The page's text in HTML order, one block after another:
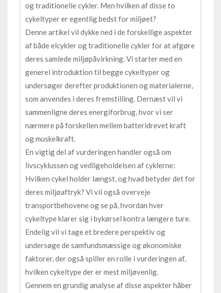
og traditionelle cykler. Men hvilken af disse to
cykeltyper er egentlig bedst for miljøet?
Denne artikel vil dykke ned i de forskellige aspekter
af både elcykler og traditionelle cykler for at afgøre
deres samlede miljøpåvirkning. Vi starter med en
generel introduktion til begge cykeltyper og
undersøger derefter produktionen og materialerne,
som anvendes i deres fremstilling. Dernæst vil vi
sammenligne deres energiforbrug, hvor vi ser
nærmere på forskellen mellem batteridrevet kraft
og muskelkraft.
En vigtig del af vurderingen handler også om
livscyklussen og vedligeholdelsen af cyklerne:
Hvilken cykel holder længst, og hvad betyder det for
deres miljøaftryk? Vi vil også overveje
transportbehovene og se på, hvordan hver
cykeltype klarer sig i bykørsel kontra længere ture.
Endelig vil vi tage et bredere perspektiv og
undersøge de samfundsmæssige og økonomiske
faktorer, der også spiller en rolle i vurderingen af,
hvilken cykeltype der er mest miljøvenlig.
Gennem en grundig analyse af disse aspekter håber